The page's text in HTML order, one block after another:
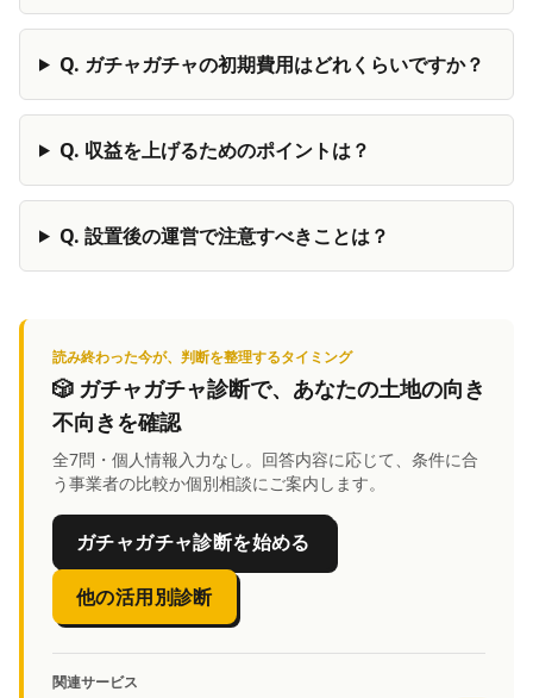
Q. ガチャガチャの初期費用はどれくらいですか？
Q. 収益を上げるためのポイントは？
Q. 設置後の運営で注意すべきことは？
読み終わった今が、判断を整理するタイミング
🎲 ガチャガチャ診断で、あなたの土地の向き
不向きを確認
全7問・個人情報入力なし。回答内容に応じて、条件に合
う事業者の比較か個別相談にご案内します。
ガチャガチャ診断を始める
他の活用別診断
関連サービス